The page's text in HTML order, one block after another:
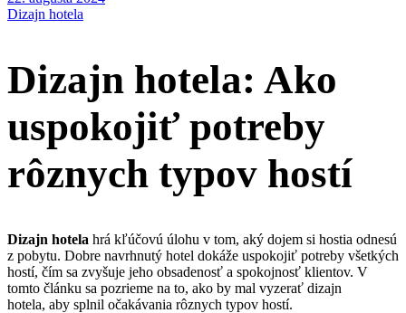
Dizajn hotela
Dizajn hotela: Ako
uspokojiť potreby
rôznych typov hostí
Dizajn hotela hrá kľúčovú úlohu v tom, aký dojem si hostia odnesú
z pobytu. Dobre navrhnutý hotel dokáže uspokojiť potreby všetkých
hostí, čím sa zvyšuje jeho obsadenosť a spokojnosť klientov. V
tomto článku sa pozrieme na to, ako by mal vyzerať dizajn
hotela, aby splnil očakávania rôznych typov hostí.